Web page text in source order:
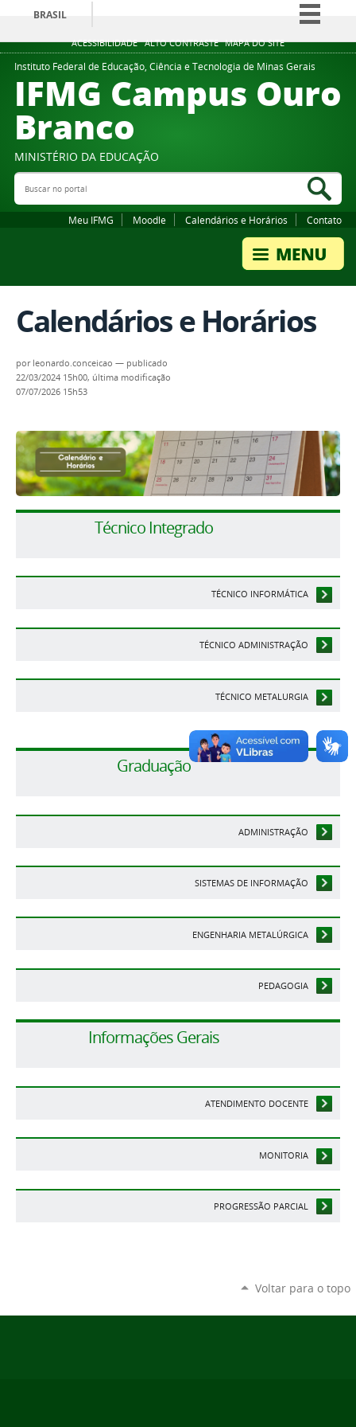
ACESSIBILIDADE ALTO CONTRASTE MAPA DO SITE
BRASIL
Simplifique!
Comunica BR
Participe
Instituto Federal de Educação, Ciência e Tecnologia de Minas Gerais
IFMG Campus Ouro
Branco
MINISTÉRIO DA EDUCAÇÃO
Buscar no portal
Meu IFMG Moodle Calendários e Horários Contato
Calendários e Horários
por leonardo.conceicao — publicado
22/03/2024 15h00, última modificação
07/07/2026 15h53
Técnico Integrado
TÉCNICO INFORMÁTICA
TÉCNICO ADMINISTRAÇÃO
TÉCNICO METALURGIA
Graduação
ADMINISTRAÇÃO
SISTEMAS DE INFORMAÇÃO
ENGENHARIA METALÚRGICA
PEDAGOGIA
Informações Gerais
ATENDIMENTO DOCENTE
MONITORIA
PROGRESSÃO PARCIAL
Voltar para o topo